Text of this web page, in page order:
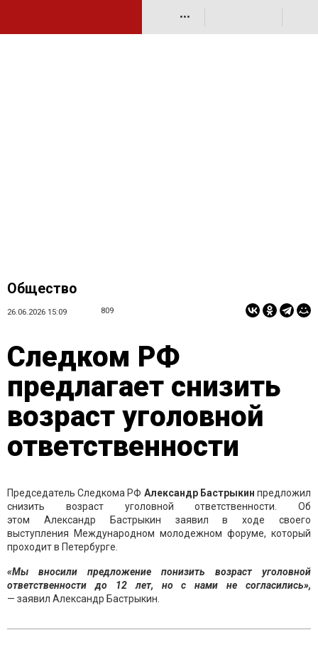
•••
Общество
26.06.2026 15:09 809
Следком РФ
предлагает снизить
возраст уголовной
ответственности
Председатель Следкома РФ Александр Бастрыкин предложил
снизить возраст уголовной ответственности. Об
этом Александр Бастрыкин заявил в ходе своего
выступления Международном молодежном форуме, который
проходит в Петербурге.
«Мы вносили предложение понизить возраст уголовной
ответственности до 12 лет, но с нами не согласились»,
— заявил Александр Бастрыкин.